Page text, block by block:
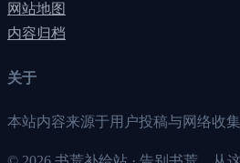
网站地图
内容归档
关于
本站内容来源于用户投稿与网络收